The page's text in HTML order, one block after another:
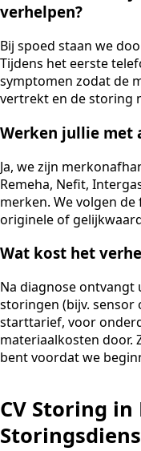
verhelpen?
Bij spoed staan we
Tijdens het eerste
symptomen zodat de
vertrekt en de storing
Werken jullie met
Ja, we zijn
Remeha, Nefit,
merken. We volgen
originele of
Wat kost het
Na diagnose ontvangt
storingen (bijv. sensor
starttarief, voor
materiaalkosten door.
bent voordat we
CV Storing in